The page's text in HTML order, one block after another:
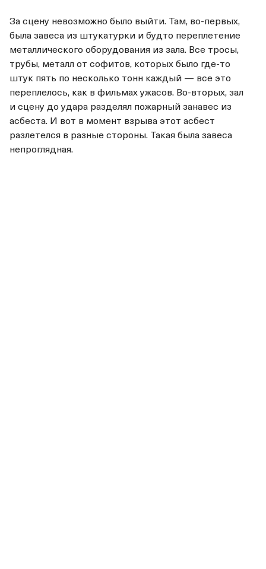
За сцену невозможно было выйти. Там, во-первых,
была завеса из штукатурки и будто переплетение
металлического оборудования из зала. Все тросы,
трубы, металл от софитов, которых было где-то
штук пять по несколько тонн каждый — все это
переплелось, как в фильмах ужасов. Во-вторых, зал
и сцену до удара разделял пожарный занавес из
асбеста. И вот в момент взрыва этот асбест
разлетелся в разные стороны. Такая была завеса
непроглядная.